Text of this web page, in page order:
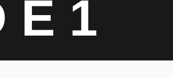
E 1